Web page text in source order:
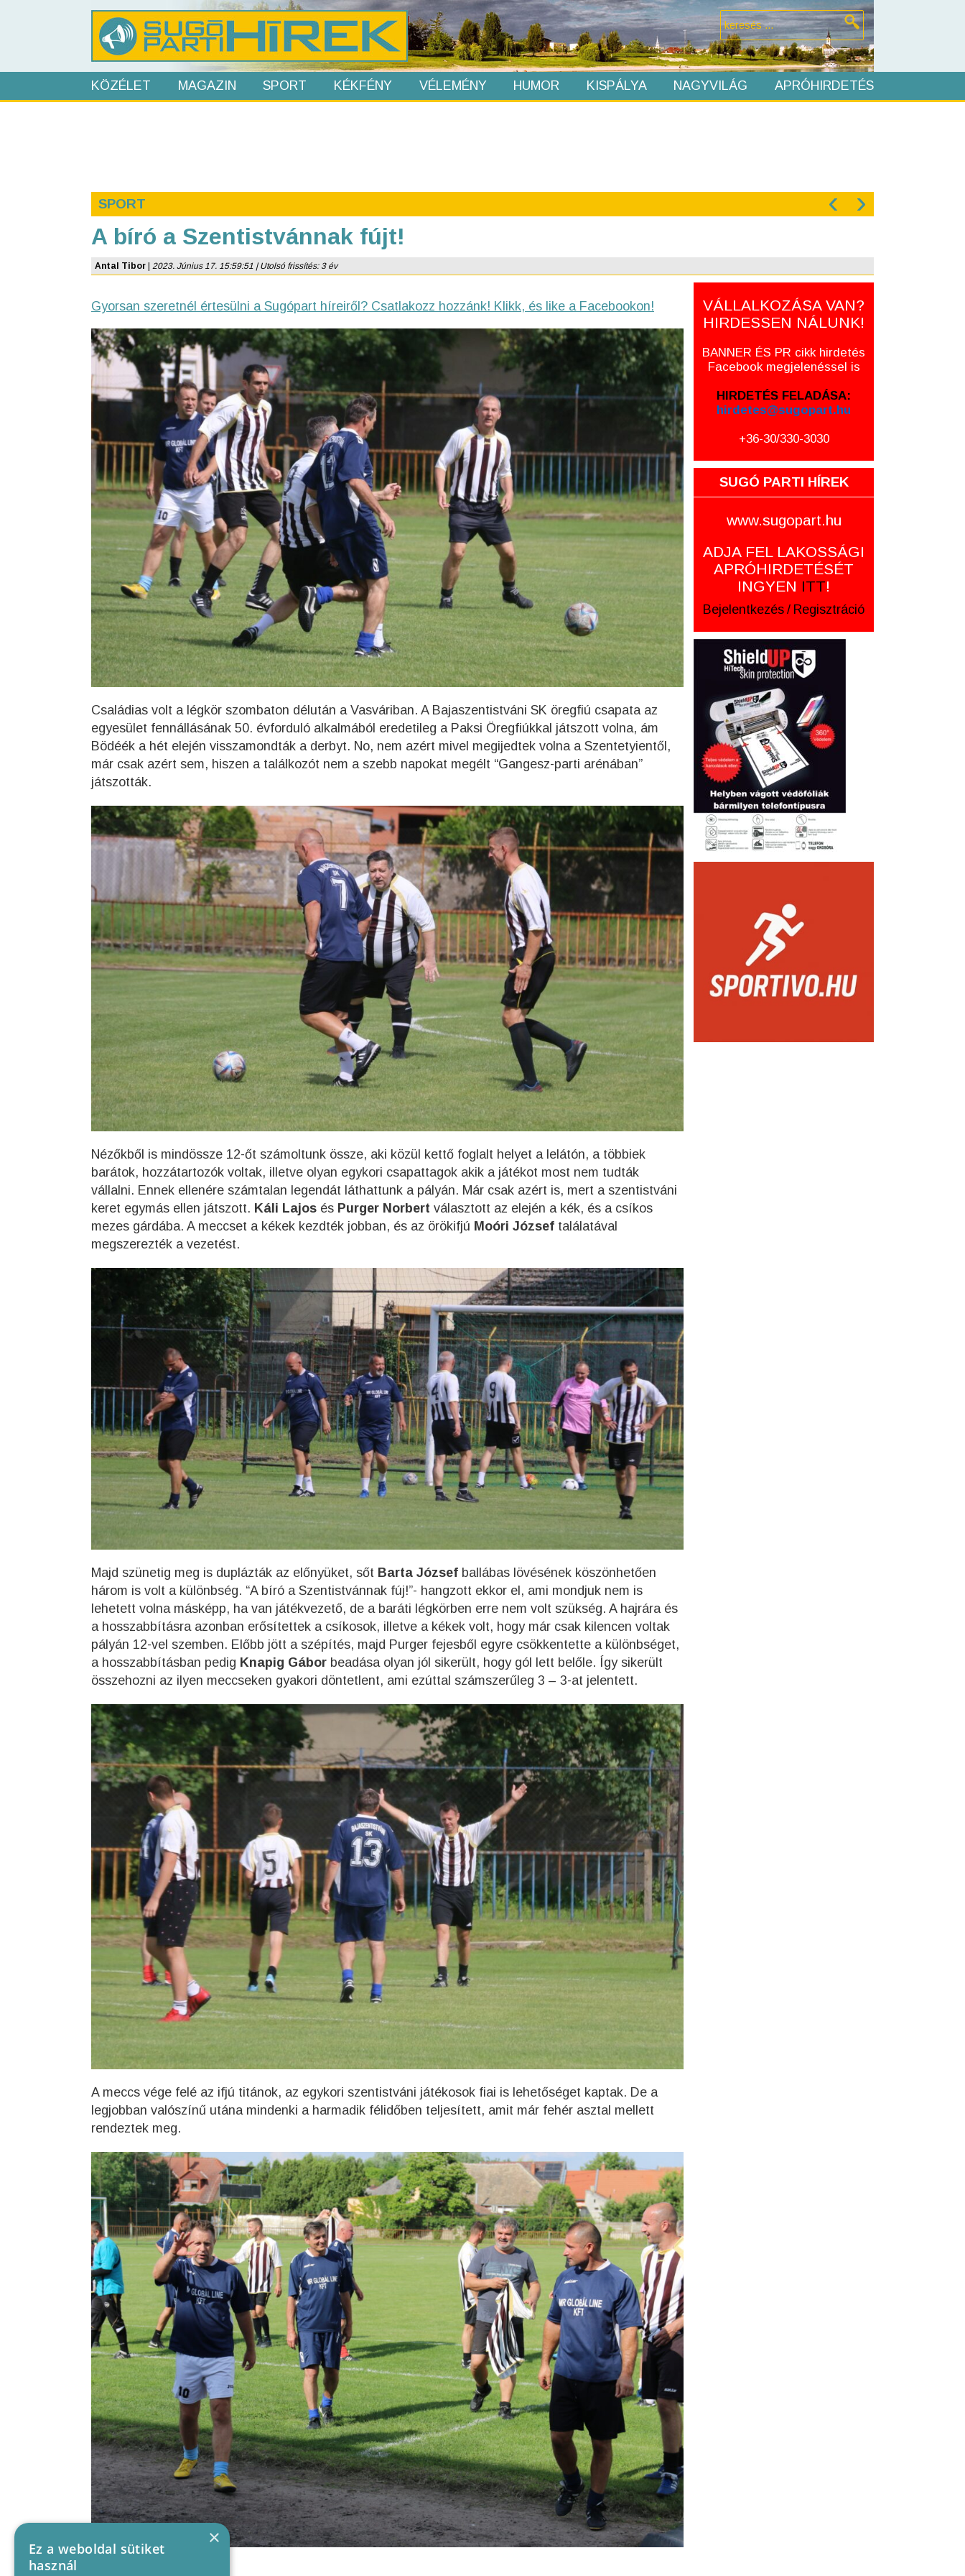
KÖZÉLET MAGAZIN SPORT KÉKFÉNY VÉLEMÉNY HUMOR KISPÁLYA NAGYVILÁG APRÓHIRDETÉS
SPORT ‹ ›
A bíró a Szentistvánnak fújt!
Antal Tibor 2023. Június 17. 15:59:51 | Utolsó frissítés: 3 év
Gyorsan szeretnél értesülni a Sugópart híreiről? Csatlakozz hozzánk! Klikk, és like a Facebookon!
Családias volt a légkör szombaton délután a Vasváriban. A Bajaszentistváni SK öregfiú csapata az
egyesület fennállásának 50. évforduló alkalmából eredetileg a Paksi Öregfiúkkal játszott volna, ám
Bödéék a hét elején visszamondták a derbyt. No, nem azért mivel megijedtek volna a Szentetyientől,
már csak azért sem, hiszen a találkozót nem a szebb napokat megélt “Gangesz-parti arénában”
játszották.
Nézőkből is mindössze 12-őt számoltunk össze, aki közül kettő foglalt helyet a lelátón, a többiek
barátok, hozzátartozók voltak, illetve olyan egykori csapattagok akik a játékot most nem tudták
vállalni. Ennek ellenére számtalan legendát láthattunk a pályán. Már csak azért is, mert a szentistváni
keret egymás ellen játszott. Káli Lajos és Purger Norbert választott az elején a kék, és a csíkos
mezes gárdába. A meccset a kékek kezdték jobban, és az örökifjú Moóri József találatával
megszerezték a vezetést.
Majd szünetig meg is duplázták az előnyüket, sőt Barta József ballábas lövésének köszönhetően
három is volt a különbség. “A bíró a Szentistvánnak fúj!”- hangzott ekkor el, ami mondjuk nem is
lehetett volna másképp, ha van játékvezető, de a baráti légkörben erre nem volt szükség. A hajrára és
a hosszabbításra azonban erősítettek a csíkosok, illetve a kékek volt, hogy már csak kilencen voltak
pályán 12-vel szemben. Előbb jött a szépítés, majd Purger fejesből egyre csökkentette a különbséget,
a hosszabbításban pedig Knapig Gábor beadása olyan jól sikerült, hogy gól lett belőle. Így sikerült
összehozni az ilyen meccseken gyakori döntetlent, ami ezúttal számszerűleg 3 – 3-at jelentett.
A meccs vége felé az ifjú titánok, az egykori szentistváni játékosok fiai is lehetőséget kaptak. De a
legjobban valószínű utána mindenki a harmadik félidőben teljesített, amit már fehér asztal mellett
rendeztek meg.
VÁLLALKOZÁSA VAN?
HIRDESSEN NÁLUNK!
BANNER ÉS PR cikk hirdetés
Facebook megjelenéssel is
HIRDETÉS FELADÁSA:
hirdetes@sugopart.hu
+36-30/330-3030
SUGÓ PARTI HÍREK
www.sugopart.hu
ADJA FEL LAKOSSÁGI
APRÓHIRDETÉSÉT
INGYEN ITT!
Bejelentkezés / Regisztráció
×
Ez a weboldal sütiket
használ